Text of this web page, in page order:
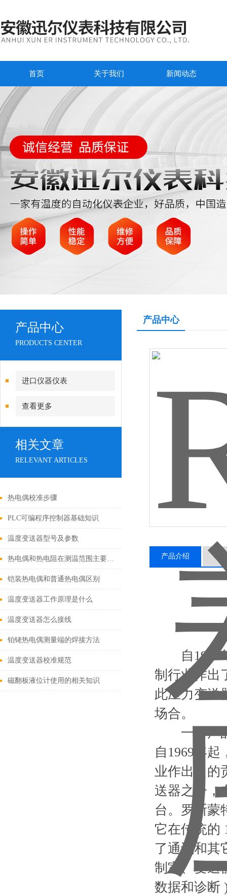
首页 关于我们 新闻动态
产品中心
PRODUCTS CENTER
进口仪器仪表
查看更多
相关文章
RELEVANT ARTICLES
热电偶校准步骤
PLC可编程序控制器基础知识
温度变送器型号及参数
热电偶和热电阻在测温范围主要区别在那？
铠装热电偶和普通热电偶区别
温度变送器工作原理是什么
温度变送器怎么接线
铂铑热电偶测量端的焊接方法
温度变送器校准规范
磁翻板液位计使用的相关知识
产品中心
产品介绍 相
自1969年
制行业作出
此压力变送
场合。
一、产
自1969年
业作出了的
送器之一，
台。罗斯蒙
它在传统的
了通讯和其
制室、变送
数据和诊断